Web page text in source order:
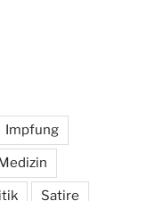
Impfung
Satire